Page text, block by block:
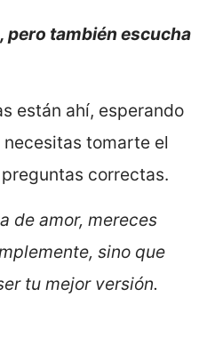
pero también escucha
están ahí, esperando
tomarte el
correctas.
de amor, mereces
sino que
tu mejor versión.